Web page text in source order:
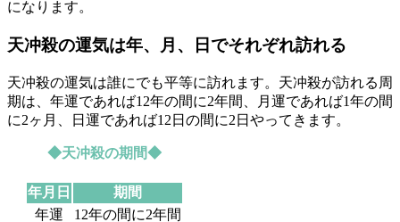
になります。
天冲殺の運気は年、月、日でそれぞれ訪れる
天冲殺の運気は誰にでも平等に訪れます。天冲殺が訪れる周
期は、年運であれば12年の間に2年間、月運であれば1年の間
に2ヶ月、日運であれば12日の間に2日やってきます。
◆天冲殺の期間◆
年月日
期間
年運
12年の間に2年間